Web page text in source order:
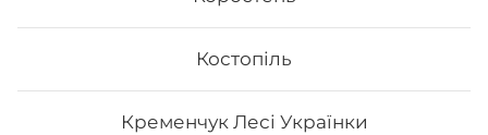
Костопіль
Кременчук Лесі Українки
Вага: 300 г Склад: норі, рис, сир філа, лосось